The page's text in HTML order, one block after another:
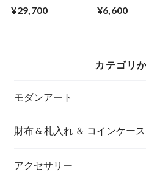
¥29,700
M
¥6,600
カテゴリ
モダンアート
財布 & 札入れ ＆ コインケース
アクセサリー